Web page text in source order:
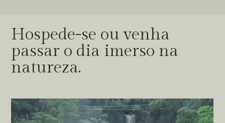
Hospede-se ou venha
passar o dia imerso na
natureza.